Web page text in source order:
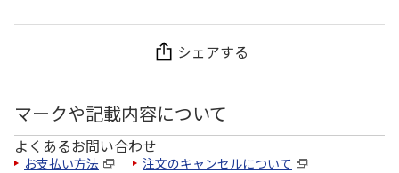
シェアする
マークや記載内容について
よくあるお問い合わせ
お支払い方法 注文のキャンセルについて